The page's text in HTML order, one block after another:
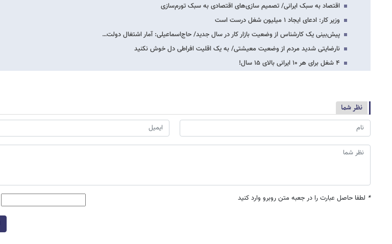
اقتصاد به سبک ایرانی/ تصمیم سازی‌های اقتصادی به سبک تورم‌سازی
وزیر کار: ادعای ایجاد ۱ میلیون شغل درست است
پیش‌بینی یک کارشناس از وضعیت بازار کار در سال جدید/ حاج‌اسماعیلی: آمار اشتغال دولت…
نارضایتی شدید مردم از وضعیت معیشتی/ به یک اقلیت افراطی دل خوش نکنید
۴ شغل برای هر ۱۰ ایرانی بالای ۱۵ سال!
نظر شما
* لطفا حاصل عبارت را در جعبه متن روبرو وارد کنید